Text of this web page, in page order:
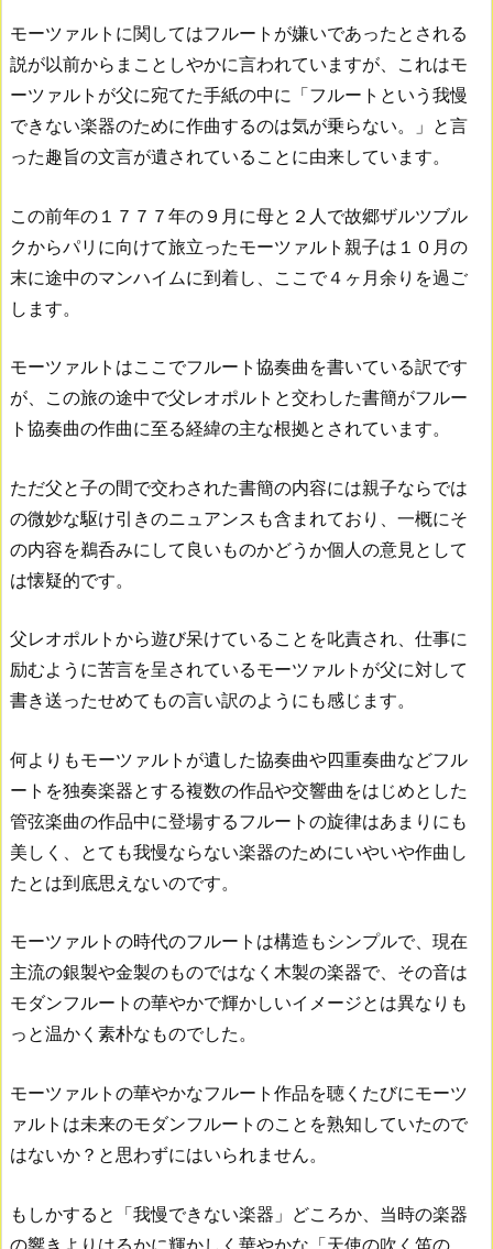
モーツァルトに関してはフルートが嫌いであったとされる
説が以前からまことしやかに言われていますが、これはモ
ーツァルトが父に宛てた手紙の中に「フルートという我慢
できない楽器のために作曲するのは気が乗らない。」と言
った趣旨の文言が遺されていることに由来しています。
この前年の１７７７年の９月に母と２人で故郷ザルツブル
クからパリに向けて旅立ったモーツァルト親子は１０月の
末に途中のマンハイムに到着し、ここで４ヶ月余りを過ご
します。
モーツァルトはここでフルート協奏曲を書いている訳です
が、この旅の途中で父レオポルトと交わした書簡がフルー
ト協奏曲の作曲に至る経緯の主な根拠とされています。
ただ父と子の間で交わされた書簡の内容には親子ならでは
の微妙な駆け引きのニュアンスも含まれており、一概にそ
の内容を鵜呑みにして良いものかどうか個人の意見として
は懐疑的です。
父レオポルトから遊び呆けていることを叱責され、仕事に
励むように苦言を呈されているモーツァルトが父に対して
書き送ったせめてもの言い訳のようにも感じます。
何よりもモーツァルトが遺した協奏曲や四重奏曲などフル
ートを独奏楽器とする複数の作品や交響曲をはじめとした
管弦楽曲の作品中に登場するフルートの旋律はあまりにも
美しく、とても我慢ならない楽器のためにいやいや作曲し
たとは到底思えないのです。
モーツァルトの時代のフルートは構造もシンプルで、現在
主流の銀製や金製のものではなく木製の楽器で、その音は
モダンフルートの華やかで輝かしいイメージとは異なりも
っと温かく素朴なものでした。
モーツァルトの華やかなフルート作品を聴くたびにモーツ
ァルトは未来のモダンフルートのことを熟知していたので
はないか？と思わずにはいられません。
もしかすると「我慢できない楽器」どころか、当時の楽器
の響きよりはるかに輝かしく華やかな「天使の吹く笛の